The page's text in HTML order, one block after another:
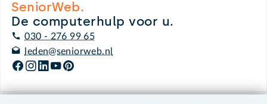
SeniorWeb.
De computerhulp voor u.
030 - 276 99 65
leden@seniorweb.nl